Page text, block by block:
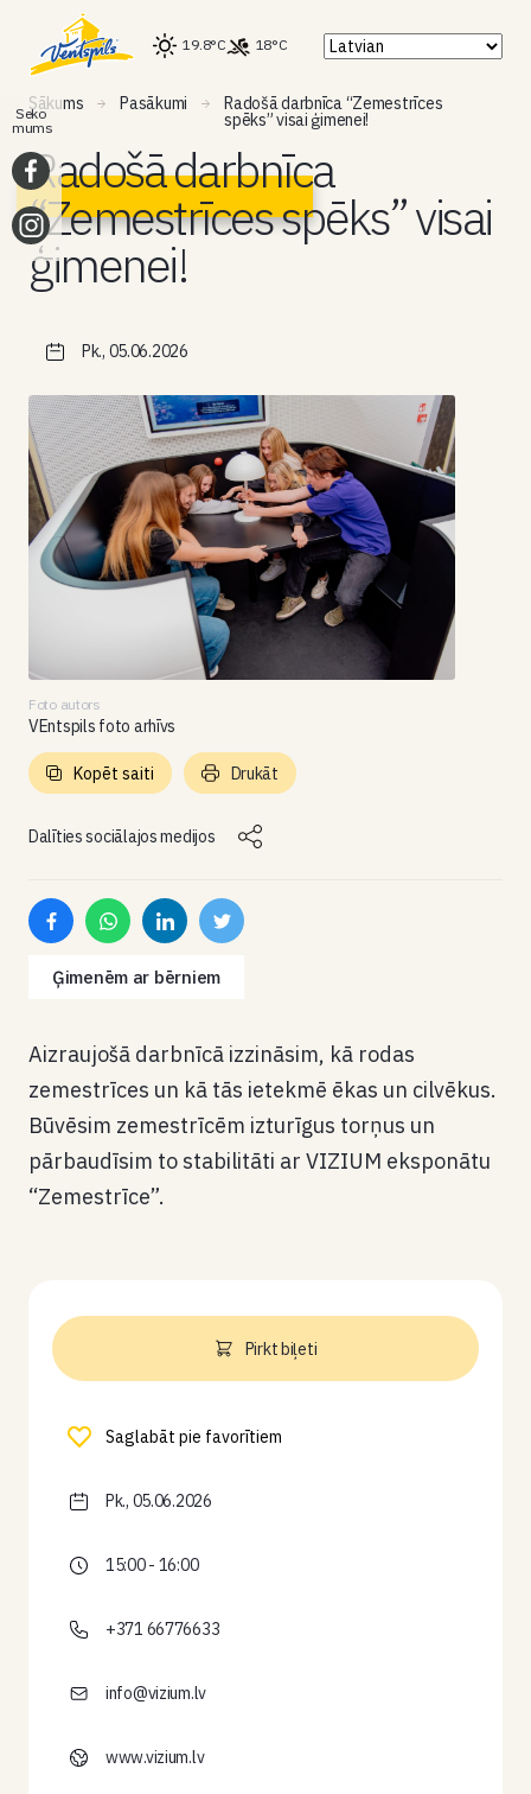
19.8°C 18°C
Sākums Pasākumi Radošā darbnīca “Zemestrīces
spēks” visai ģimenei!
Radošā darbnīca
“Zemestrīces spēks” visai
ģimenei!
Pk., 05.06.2026
Foto autors
VEntspils foto arhīvs
Dalīties sociālajos medijos
Kopēt saiti Drukāt
Ģimenēm ar bērniem
Aizraujošā darbnīcā izzināsim, kā rodas
zemestrīces un kā tās ietekmē ēkas un cilvēkus.
Būvēsim zemestrīcēm izturīgus torņus un
pārbaudīsim to stabilitāti ar VIZIUM eksponātu
“Zemestrīce”.
Pirkt biļeti
Saglabāt pie favorītiem
Pk., 05.06.2026
15:00 - 16:00
+371 66776633
info@vizium.lv
www.vizium.lv
Seko
mums